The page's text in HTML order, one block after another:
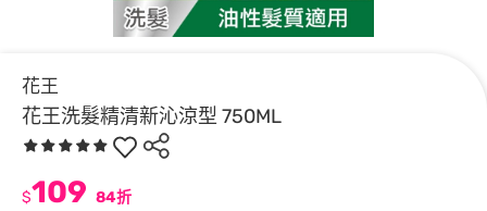
花王
花王洗髮精清新沁涼型 750ML
$109 84折